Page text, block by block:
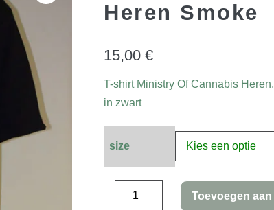
Heren Smoke
15,00€
T-shirt Ministry Of Cannabis
in zwart
size
Toevoegen